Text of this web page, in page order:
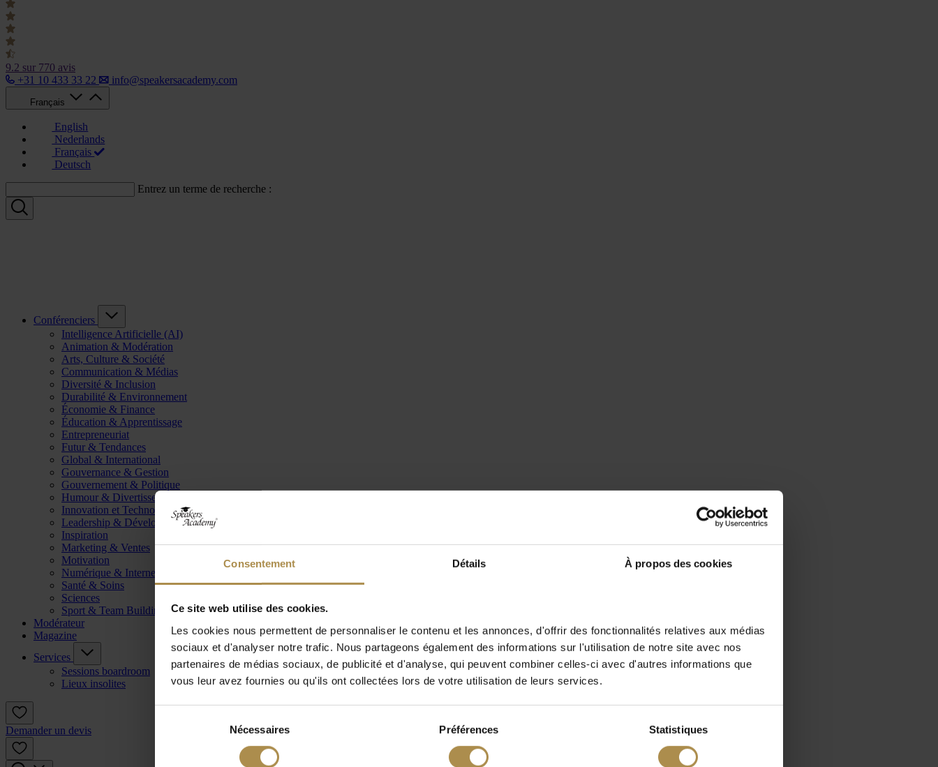
Consentement Détails À propos des cookies
Ce site web utilise des cookies.
Les cookies nous permettent de personnaliser le contenu et les annonces, d'offrir des fonctionnalités relatives aux médias
sociaux et d'analyser notre trafic. Nous partageons également des informations sur l'utilisation de notre site avec nos
partenaires de médias sociaux, de publicité et d'analyse, qui peuvent combiner celles-ci avec d'autres informations que
vous leur avez fournies ou qu'ils ont collectées lors de votre utilisation de leurs services.
Nécessaires Préférences Statistiques
9.2 sur 770 avis
+31 10 433 33 22
info@speakersacademy.com
Français
English
Nederlands
Français
Deutsch
Entrez un terme de recherche :
Conférenciers
Intelligence Artificielle (AI)
Animation & Modération
Arts, Culture & Société
Communication & Médias
Diversité & Inclusion
Durabilité & Environnement
Économie & Finance
Éducation & Apprentissage
Entrepreneuriat
Futur & Tendances
Global & International
Gouvernance & Gestion
Gouvernement & Politique
Humour & Divertissement
Innovation et Technologie
Leadership & Développement
Inspiration
Marketing & Ventes
Motivation
Numérique & Internet
Santé & Soins
Sciences
Sport & Team Building
Modérateur
Magazine
Services
Sessions boardroom
Lieux insolites
Demander un devis